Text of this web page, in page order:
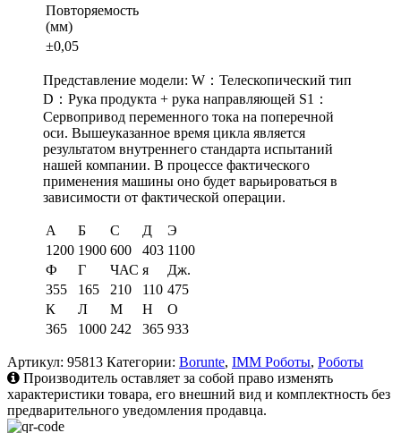
Повторяемость
(мм)
±0,05
Представление модели: W：Телескопический тип
D：Рука продукта + рука направляющей S1：
Сервопривод переменного тока на поперечной
оси. Вышеуказанное время цикла является
результатом внутреннего стандарта испытаний
нашей компании. В процессе фактического
применения машины оно будет варьироваться в
зависимости от фактической операции.
А Б С Д
Э
1200 1900 600 403 1100
Ф
Г ЧАС я
Дж.
355
165 210 110 475
К
Л М Н
О
365
1000 242 365 933
Артикул: 95813 Категории: Borunte, IMM Роботы, Роботы
Производитель оставляет за собой право изменять
характеристики товара, его внешний вид и комплектность без
предварительного уведомления продавца.